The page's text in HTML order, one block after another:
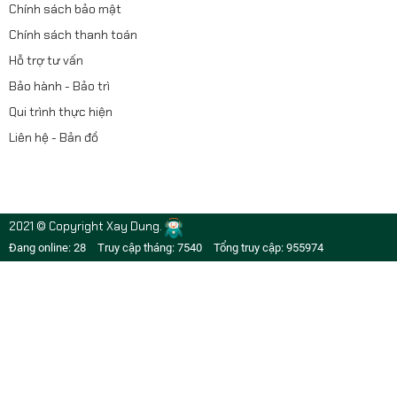
Chính sách bảo mật
Chính sách thanh toán
Hỗ trợ tư vấn
Bảo hành - Bảo trì
Qui trình thực hiện
Liên hệ - Bản đồ
2021 © Copyright Xay Dung.
Đang online: 28 Truy cập tháng: 7540 Tổng truy cập: 955974